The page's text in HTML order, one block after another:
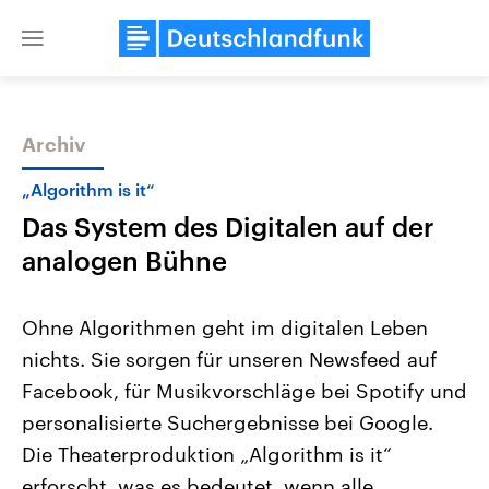
Close
Themen
Landtagswahl Sachsen-Anhalt
2026
Alle Informationen
Sachsen-Anhalt wählt am 6.
September 2026 einen neuen
Landtag. Seit 2021 wird das
Bundesland von einer Koalition aus
USA
Aktuelle Beiträge,
Hintergründe
Wirtschaftlich und
gehören die Vereinigten
den mächtigsten Ländern
mit großem Einfluss auf
Archiv
„Algorithm is it“
Das System des Digitalen auf der
analogen Bühne
Ohne Algorithmen geht im digitalen Leben
nichts. Sie sorgen für unseren Newsfeed auf
Facebook, für Musikvorschläge bei Spotify und
personalisierte Suchergebnisse bei Google.
Die Theaterproduktion „Algorithm is it“